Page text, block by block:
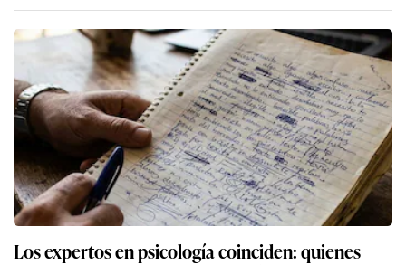
Los expertos en psicología coinciden: quienes